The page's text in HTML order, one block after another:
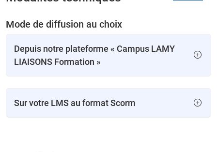
Mode de diffusion au choix
Depuis notre plateforme « Campus LAMY
LIAISONS Formation »
Sur votre LMS au format Scorm